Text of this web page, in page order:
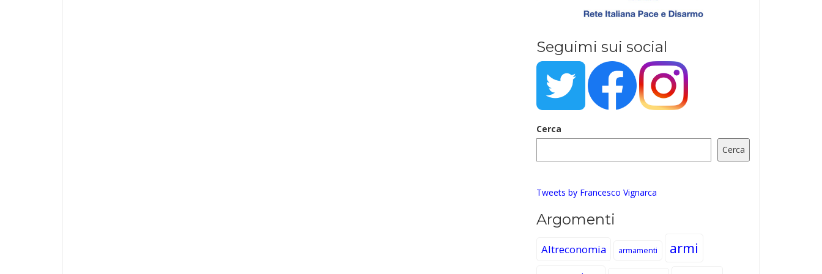
Seguimi sui social
Cerca
Cerca
Tweets by Francesco Vignarca
Argomenti
Altreconomia armamenti armi